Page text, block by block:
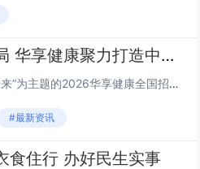
数智融合重构产业格局 华享健康聚力打造中医健康新生态
6月28日，以“数智中医 共启未来”为主题的2026华享健康全国招商发布会在山东济南举行。本次大会汇聚政府主管部门领导、...
#最新资讯
食住行 办好民生实事